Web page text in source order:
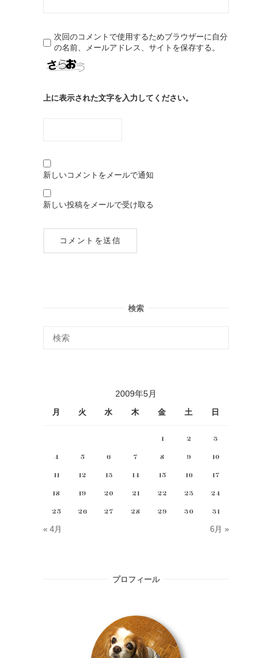
次回のコメントで使用するためブラウザーに自分
の名前、メールアドレス、サイトを保存する。
上に表示された文字を入力してください。
新しいコメントをメールで通知
新しい投稿をメールで受け取る
検索
2009年5月
月 火 水 木 金 土 日
1 2
3
4
5 6 7 8 9
10
11
12 13 14 15 16
17
18
19 20 21 22 23
24
25
26 27 28 29 30 31
« 4月 6月 »
プロフィール